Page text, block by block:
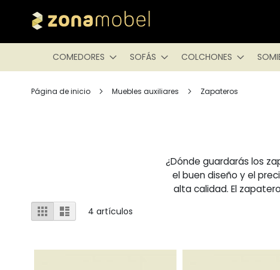
COMEDORES SOFÁS COLCHONES
Página de inicio Muebles auxiliares Zapateros
¿Dónde guardarás los
el buen diseño y el
alta calidad. El
Ver
como
ParrillaLista 4 artículos